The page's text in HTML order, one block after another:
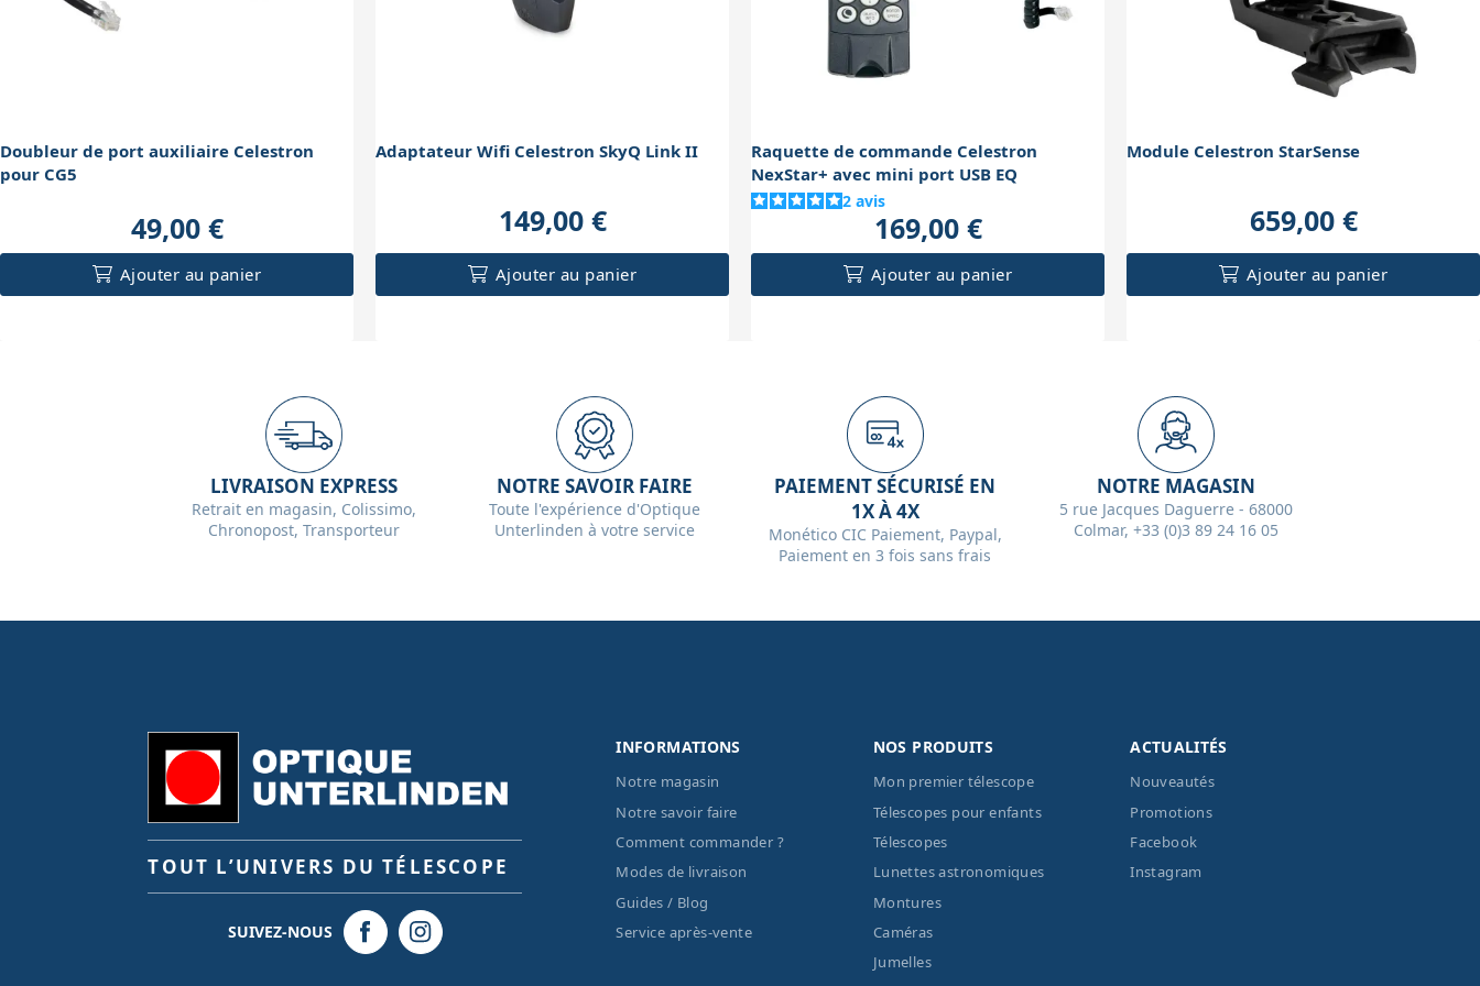
Doubleur de port auxiliaire Celestron
pour CG5
49,00 €
Ajouter au panier
Adaptateur Wifi Celestron SkyQ Link II
149,00 €
Ajouter au panier
Raquette de commande Celestron
NexStar+ avec mini port USB EQ
2 avis
169,00 €
Ajouter au panier
Module Celestron StarSense
659,00 €
Ajouter au panier
LIVRAISON EXPRESS
Retrait en magasin, Colissimo,
Chronopost, Transporteur
NOTRE SAVOIR FAIRE
Toute l'expérience d'Optique
Unterlinden à votre service
PAIEMENT SÉCURISÉ EN
1X À 4X
Monético CIC Paiement, Paypal,
Paiement en 3 fois sans frais
NOTRE MAGASIN
5 rue Jacques Daguerre - 68000
Colmar, +33 (0)3 89 24 16 05
TOUT L’UNIVERS DU TÉLESCOPE
SUIVEZ-NOUS
INFORMATIONS
Notre magasin
Notre savoir faire
Comment commander ?
Modes de livraison
Guides / Blog
Service après-vente
NOS PRODUITS
Mon premier télescope
Télescopes pour enfants
Télescopes
Lunettes astronomiques
Montures
Caméras
Jumelles
ACTUALITÉS
Nouveautés
Promotions
Facebook
Instagram